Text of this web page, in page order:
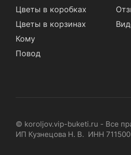
Цветы в коробках
Цветы в корзинах
Кому
Повод
© koroljov.vip-buketi.ru - Все
ИП Кузнецова Н. В. ИНН